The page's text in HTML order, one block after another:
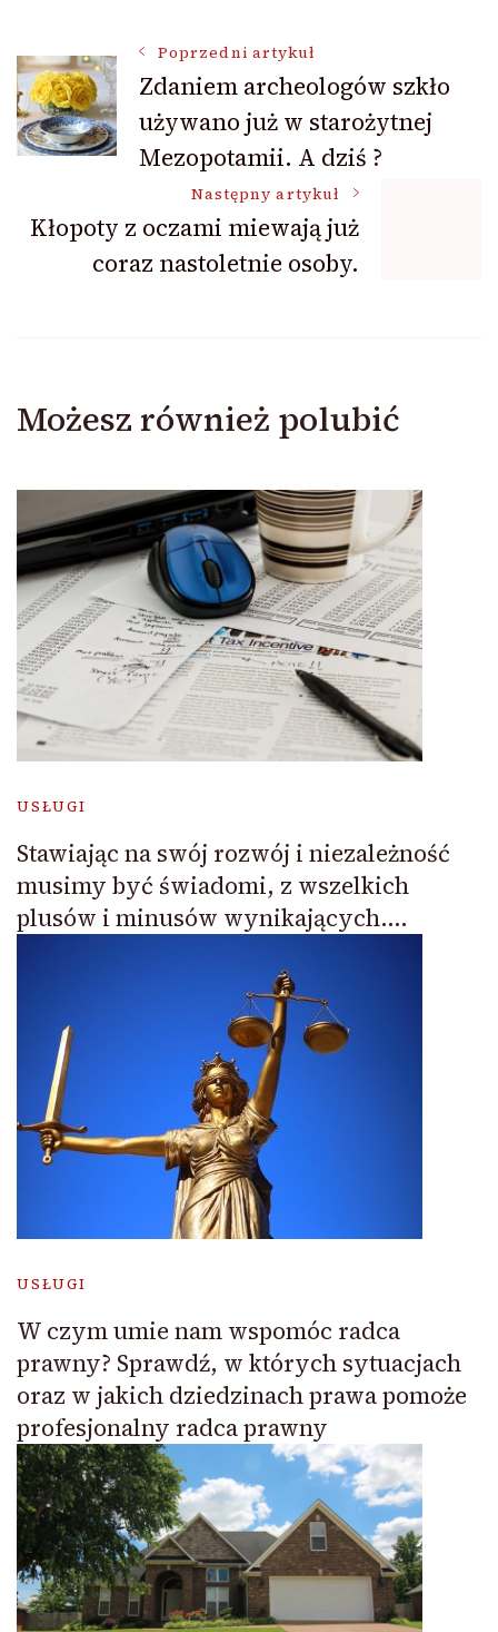
Nawigacja
wpisu
Poprzedni artykuł
Zdaniem archeologów szkło
używano już w starożytnej
Mezopotamii. A dziś ?
Następny artykuł
Kłopoty z oczami miewają już
coraz nastoletnie osoby.
Możesz również polubić
USŁUGI
Stawiając na swój rozwój i niezależność
musimy być świadomi, z wszelkich
plusów i minusów wynikających….
USŁUGI
W czym umie nam wspomóc radca
prawny? Sprawdź, w których sytuacjach
oraz w jakich dziedzinach prawa pomoże
profesjonalny radca prawny